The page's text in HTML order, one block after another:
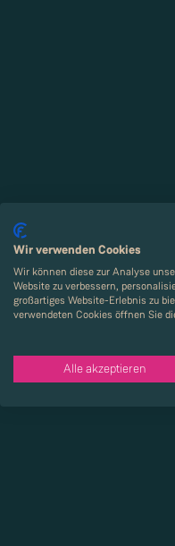
Wir verwenden Cookies
Wir können diese zur Analyse
Website zu verbessern,
großartiges Website-Erlebnis zu
verwendeten Cookies öffnen Sie
Alle akzeptieren